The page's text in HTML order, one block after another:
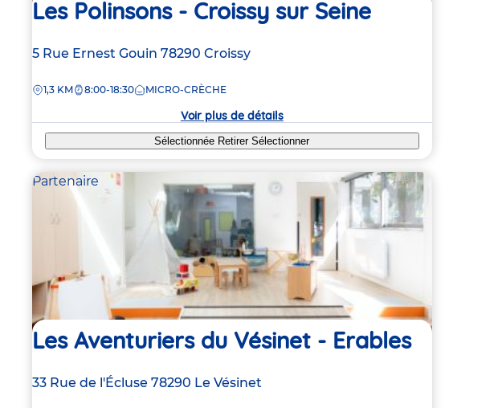
Les Polinsons - Croissy sur Seine
Adresse
la
5 Rue Ernest Gouin 78290 Croissy
DISTANCE
1,3 KM 8:00-18:30 MICRO-CRÈCHE
Voir plus de détails
Sélectionnée RetirerSélectionner
Partenaire
Les Aventuriers du Vésinet - Erables
Adresse
33 Rue de l'Écluse 78290 Le Vésinet